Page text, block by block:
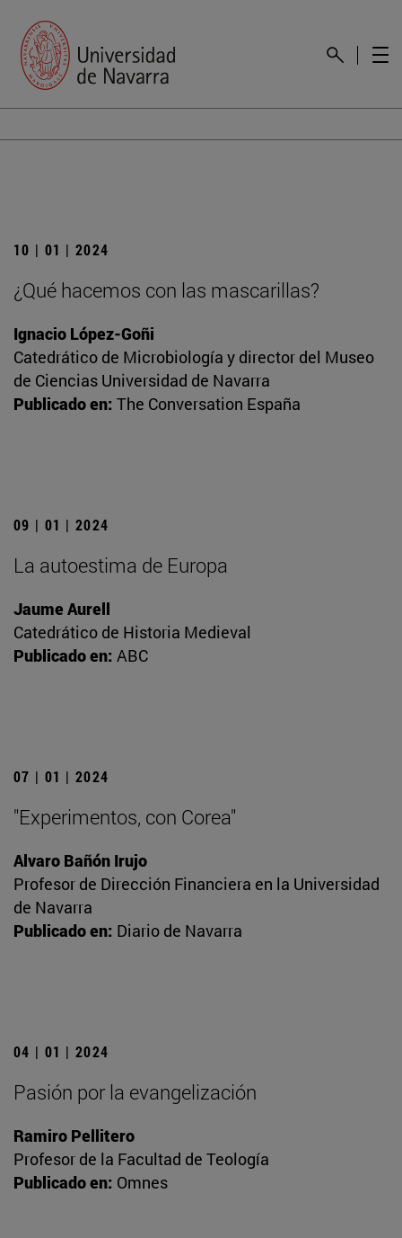
10 | 01 | 2024
¿Qué hacemos con las mascarillas?
Ignacio López-Goñi
Catedrático de Microbiología y director del Museo
de Ciencias Universidad de Navarra
Publicado en: The Conversation España
09 | 01 | 2024
La autoestima de Europa
Jaume Aurell
Catedrático de Historia Medieval
Publicado en: ABC
07 | 01 | 2024
"Experimentos, con Corea"
Alvaro Bañón Irujo
Profesor de Dirección Financiera en la Universidad
de Navarra
Publicado en: Diario de Navarra
04 | 01 | 2024
Pasión por la evangelización
Ramiro Pellitero
Profesor de la Facultad de Teología
Publicado en: Omnes